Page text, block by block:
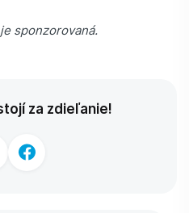
sponzorovaná.
za zdieľanie!